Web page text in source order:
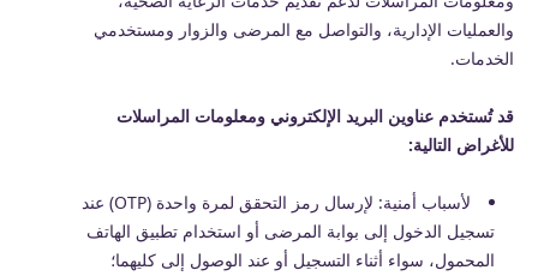
والعمليات الإدارية، والتواصل مع المرضى والزوار ومستخدمي
الخدمات.
قد تُستخدم عناوين البريد الإلكتروني ومعلومات المراسلات
للأغراض التالية:
لأسباب أمنية: لإرسال رمز التحقق لمرة واحدة (OTP) عند
تسجيل الدخول إلى بوابة المرضى أو استخدام تطبيق الهاتف
المحمول، سواء أثناء التسجيل أو عند الوصول إلى كليهما؛